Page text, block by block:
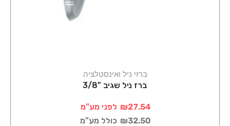
ברזי ניל ואינסטלציה
ברז ניל שגיב "3/8
₪27.54 לפני מע"מ
₪32.50 כולל מע"מ